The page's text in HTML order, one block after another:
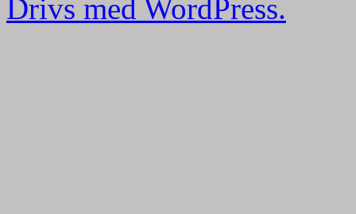
Drivs med WordPress.